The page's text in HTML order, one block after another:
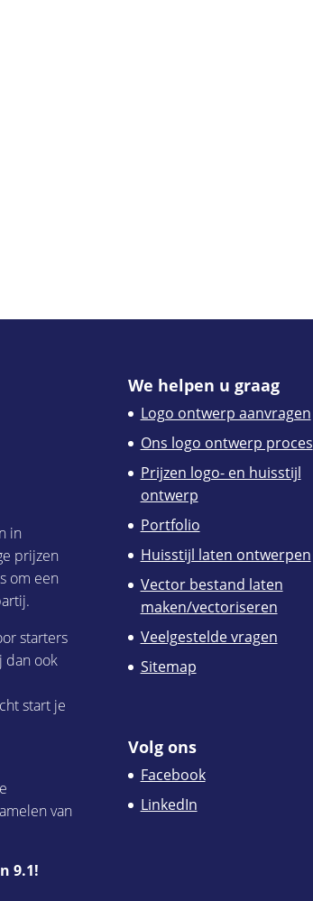
in
prijzen
om een
starters
dan ook
start je
van
9.1!
We helpen u graag
Logo ontwerp aanvragen
Ons logo ontwerp proces
Prijzen logo- en huisstijl
ontwerp
Portfolio
Huisstijl laten ontwerpen
Vector bestand laten
maken/vectoriseren
Veelgestelde vragen
Sitemap
Volg ons
Facebook
LinkedIn